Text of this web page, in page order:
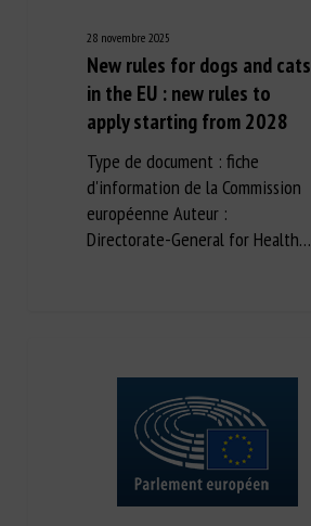
28 novembre 2025
New rules for dogs and cats
in the EU : new rules to
apply starting from 2028
Type de document : fiche
d'information de la Commission
européenne Auteur :
Directorate-General for Health…